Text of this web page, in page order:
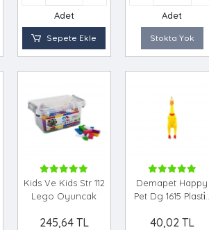
Adet
Sepete Ekle
Adet
Stokta Yok
Kids Ve Kids Str 112
Lego Oyuncak
245,64 TL
Demapet Happy
Pet Dg 1615 Plasti̇k
40,02 TL